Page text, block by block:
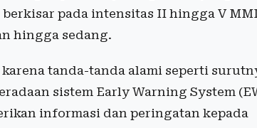
pada intensitas II hingga V
hingga sedang.
tanda-tanda alami seperti
sistem Early Warning System
informasi dan peringatan kepada